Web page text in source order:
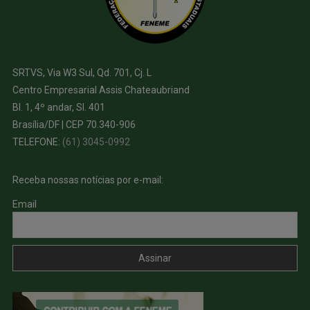
SRTVS, Via W3 Sul, Qd. 701, Cj. L
Centro Empresarial Assis Chateaubriand
Bl. 1, 4º andar, Sl. 401
Brasília/DF | CEP 70.340-906
TELEFONE: (61) 3045-0992
Receba nossas notícias por e-mail:
Email